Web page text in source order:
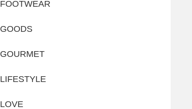
FOOTWEAR
GOODS
GOURMET
LIFESTYLE
LOVE